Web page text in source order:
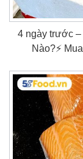
4 ngày trước –
Nào?⚡